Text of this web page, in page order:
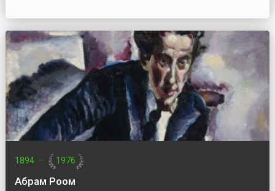
1894 — 1976
Абрам Роом